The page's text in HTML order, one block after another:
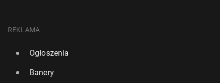
REKLAMA
Ogłoszenia
Banery